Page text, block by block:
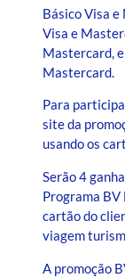
Básico Visa
Visa e
Mastercard,
Mastercard.
Para
site da
usando os
Serão 4
Programa
cartão do
viagem
A promoção